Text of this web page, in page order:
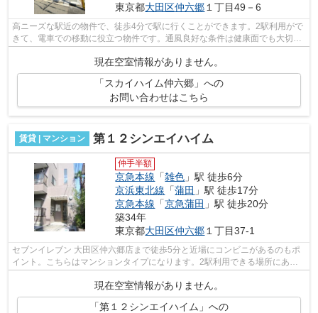
東京都大田区仲六郷 １丁目49－6
高ニーズな駅近の物件で、徒歩4分で駅に行くことができます。2駅利用がで
きて、電車での移動に役立つ物件です。通風良好な条件は健康面でも大切で
現在空室情報がありません。
「スカイハイム仲六郷」への
お問い合わせはこちら
賃貸 | マンション 第１２シンエイハイム
仲手半額
京急本線 「雑色 」駅 徒歩6分
京浜東北線 「蒲田 」駅 徒歩17分
京急本線 「京急蒲田 」駅 徒歩20分
築34年
東京都大田区仲六郷 １丁目37-1
セブンイレブン 大田区仲六郷店まで徒歩5分と近場にコンビニがあるのもポ
イント。こちらはマンションタイプになります。2駅利用できる場所にあ
り、アクセスが便利です。駅から徒歩6分...
現在空室情報がありません。
「第１２シンエイハイム」への